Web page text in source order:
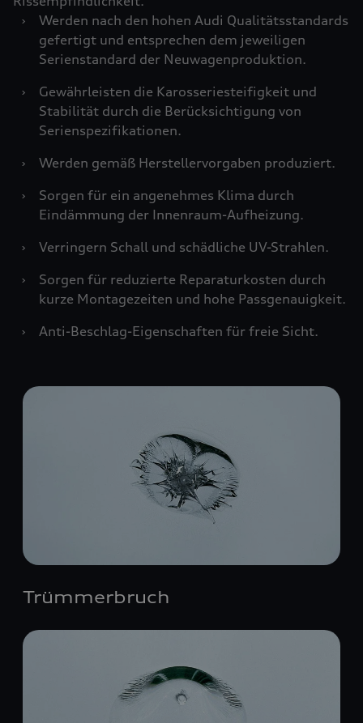
›
Werden nach den hohen Audi Qualitätsstandards
gefertigt und entsprechen dem jeweiligen
Serienstandard der Neuwagenproduktion.
›
Gewährleisten die Karosseriesteifigkeit und
Stabilität durch die Berücksichtigung von
Serienspezifikationen.
›
Werden gemäß Herstellervorgaben produziert.
›
Sorgen für ein angenehmes Klima durch
Eindämmung der Innenraum-Aufheizung.
›
Verringern Schall und schädliche UV-Strahlen.
›
Sorgen für reduzierte Reparaturkosten durch
kurze Montagezeiten und hohe Passgenauigkeit.
›
Anti-Beschlag-Eigenschaften für freie Sicht.
Trümmerbruch